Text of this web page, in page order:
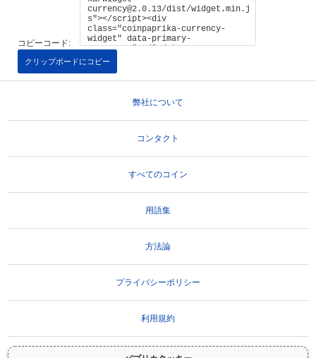
コピーコード:
クリップボードにコピー
弊社について
コンタクト
すべてのコイン
用語集
方法論
プライバシーポリシー
利用規約